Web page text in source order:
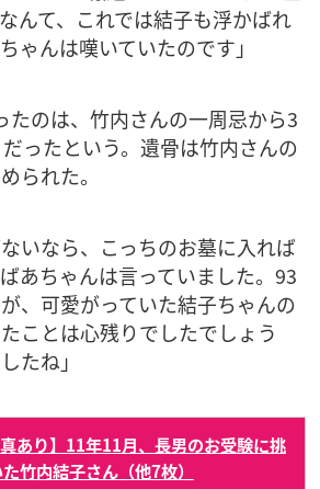
んて、これでは結子も浮かばれ
ゃんは嘆いていたのです」
たのは、竹内さんの一周忌から3
ったという。遺骨は竹内さんの
られた。
ないなら、こっちのお墓に入れば
あちゃんは言っていました。93
、可愛がっていた結子ちゃんの
ことは心残りでしたでしょう
たね」
真あり】11年11月、長男のお受験に挑
竹内結子さん（他7枚）